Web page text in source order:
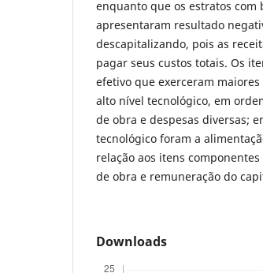
enquanto que os estratos com
apresentaram resultado
descapitalizando, pois as
pagar seus custos totais. Os
efetivo que exerceram
alto nível tecnológico, em
de obra e despesas diversas;
tecnológico foram a
relação aos itens
de obra e remuneração do
Downloads